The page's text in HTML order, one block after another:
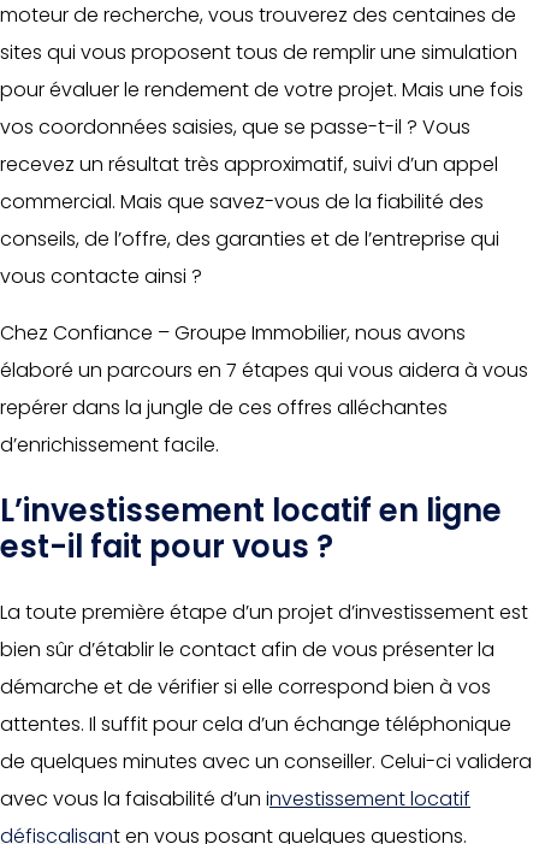
moteur de recherche, vous trouverez des centaines de
sites qui vous proposent tous de remplir une simulation
pour évaluer le rendement de votre projet. Mais une fois
vos coordonnées saisies, que se passe-t-il ? Vous
recevez un résultat très approximatif, suivi d’un appel
commercial. Mais que savez-vous de la fiabilité des
conseils, de l’offre, des garanties et de l’entreprise qui
vous contacte ainsi ?
Chez Confiance – Groupe Immobilier, nous avons
élaboré un parcours en 7 étapes qui vous aidera à vous
repérer dans la jungle de ces offres alléchantes
d’enrichissement facile.
L’investissement locatif en ligne
est-il fait pour vous ?
La toute première étape d’un projet d’investissement est
bien sûr d’établir le contact afin de vous présenter la
démarche et de vérifier si elle correspond bien à vos
attentes. Il suffit pour cela d’un échange téléphonique
de quelques minutes avec un conseiller. Celui-ci validera
avec vous la faisabilité d’un investissement locatif
défiscalisant en vous posant quelques questions.